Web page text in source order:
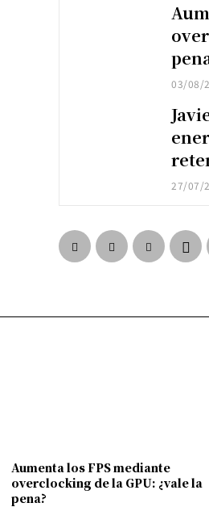
03/08/
27/07/
Aumenta los FPS mediante
overclocking de la GPU: ¿vale la
pena?